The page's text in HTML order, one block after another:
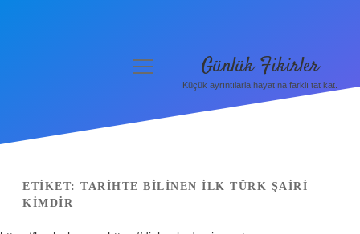
Gizlilik Politikası
Hakkımızda
menüyü
aç
Günlük Fikirler
Küçük ayrıntılarla hayatına farklı tat kat.
ETIKET: TARIHTE BILINEN ILK TÜRK ŞAIRI
KIMDIR